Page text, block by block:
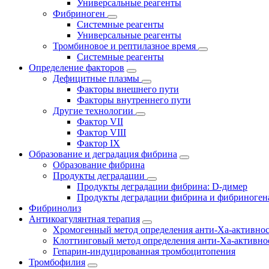
Универсальные реагенты
Фибриноген
Системные реагенты
Универсальные реагенты
Тромбиновое и рептилазное время
Системные реагенты
Определение факторов
Дефицитные плазмы
Факторы внешнего пути
Факторы внутреннего пути
Другие технологии
Фактор VII
Фактор VIII
Фактор IX
Образование и деградация фибрина
Образование фибрина
Продукты деградации
Продукты деградации фибрина: D-димер
Продукты деградации фибрина и
Фибринолиз
Антикоагулянтная терапия
Хромогенный метод определения анти-Ха-
Клоттинговый метод определения анти-Ха-
Гепарин-индуцированная тромбоцитопения
Тромбофилия